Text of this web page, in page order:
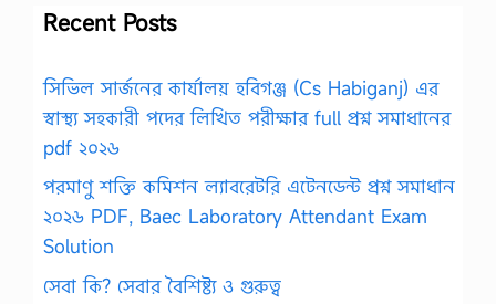
Recent Posts
সিভিল সার্জনের কার্যালয় হবিগঞ্জ (Cs Habiganj) এর
স্বাস্থ্য সহকারী পদের লিখিত পরীক্ষার full প্রশ্ন সমাধানের
pdf ২০২৬
পরমাণু শক্তি কমিশন ল্যাবরেটরি এটেনডেন্ট প্রশ্ন সমাধান
২০২৬ PDF, Baec Laboratory Attendant Exam
Solution
সেবা কি? সেবার বৈশিষ্ট্য ও গুরুত্ব